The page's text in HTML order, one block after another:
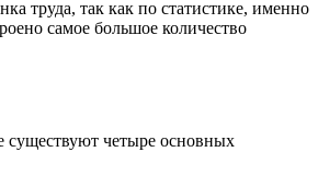
труда, так как по статистике, именно
самое большое количество
существуют четыре основных